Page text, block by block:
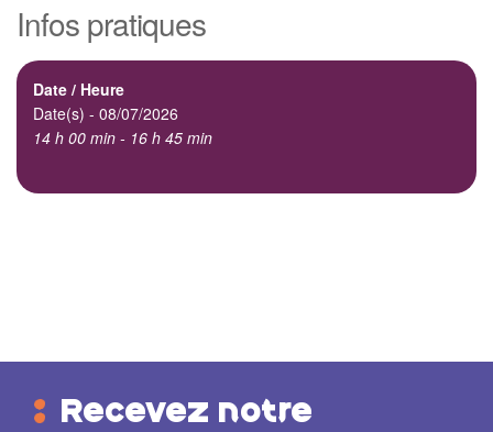
Infos pratiques
Date / Heure
Date(s) - 08/07/2026
14 h 00 min - 16 h 45 min
Recevez notre